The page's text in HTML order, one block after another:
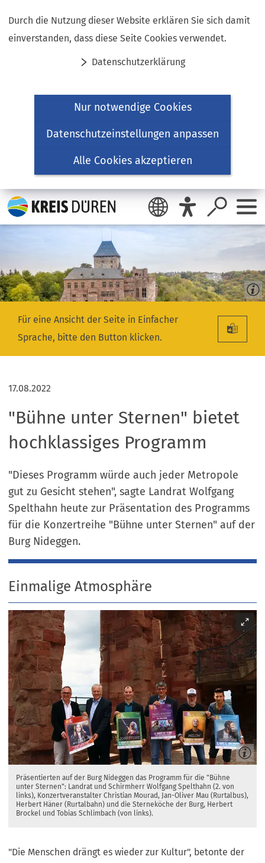
Durch die Nutzung dieser Website erklären Sie sich damit
einverstanden, dass diese Seite Cookies verwendet.
Datenschutzerklärung
Nur notwendige Cookies
Datenschutzeinstellungen anpassen
Alle Cookies akzeptieren
Inhalt anspringen
Für eine Ansicht der Seite in Einfacher
Sprache, bitte den Button klicken.
17.08.2022
"Bühne unter Sternen" bietet
hochklassiges Programm
"Dieses Programm würde auch jeder Metropole
gut zu Gesicht stehen", sagte Landrat Wolfgang
Spelthahn heute zur Präsentation des Programms
für die Konzertreihe "Bühne unter Sternen" auf der
Burg Nideggen.
Einmalige Atmosphäre
Präsentierten auf der Burg Nideggen das Programm für die "Bühne
unter Sternen": Landrat und Schirmherr Wolfgang Spelthahn (2. von
links), Konzertveranstalter Christian Mourad, Jan-Oliver Mau (Rurtalbus),
Herbert Häner (Rurtalbahn) und die Sterneköche der Burg, Herbert
Brockel und Tobias Schlimbach (von links).
"Die Menschen drängt es wieder zur Kultur", betonte der